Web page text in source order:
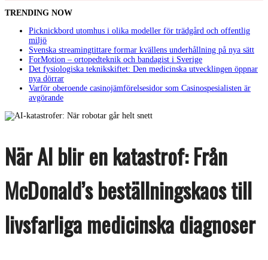
TRENDING NOW
Picknickbord utomhus i olika modeller för trädgård och offentlig
miljö
Svenska streamingtittare formar kvällens underhållning på nya sätt
ForMotion – ortopedteknik och bandagist i Sverige
Det fysiologiska teknikskiftet: Den medicinska utvecklingen öppnar
nya dörrar
Varför oberoende casinojämförelsesidor som Casinospesialisten är
avgörande
När AI blir en katastrof: Från
McDonald’s beställningskaos till
livsfarliga medicinska diagnoser